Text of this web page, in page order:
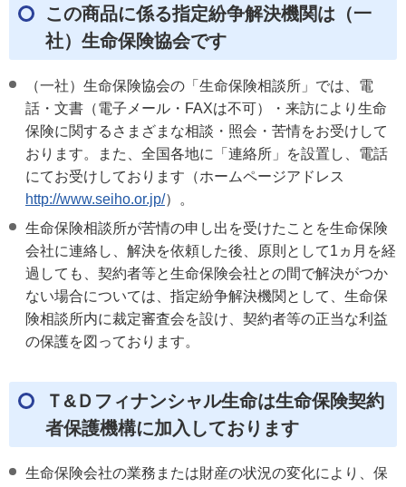
この商品に係る指定紛争解決機関は（一
社）生命保険協会です
（一社）生命保険協会の「生命保険相談所」では、電
話・文書（電子メール・FAXは不可）・来訪により生命
保険に関するさまざまな相談・照会・苦情をお受けして
おります。また、全国各地に「連絡所」を設置し、電話
にてお受けしております（ホームページアドレス
http://www.seiho.or.jp/）。
生命保険相談所が苦情の申し出を受けたことを生命保険
会社に連絡し、解決を依頼した後、原則として1ヵ月を経
過しても、契約者等と生命保険会社との間で解決がつか
ない場合については、指定紛争解決機関として、生命保
険相談所内に裁定審査会を設け、契約者等の正当な利益
の保護を図っております。
Ｔ&Ｄフィナンシャル生命は生命保険契約
者保護機構に加入しております
生命保険会社の業務または財産の状況の変化により、保